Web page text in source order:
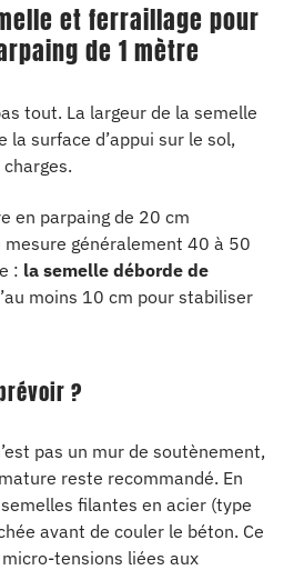
et ferraillage pour
de 1 mètre
tout. La largeur de la semelle
surface d’appui sur le sol,
en parpaing de 20 cm
mesure généralement 40 à 50
: la semelle déborde de
moins 10 cm pour stabiliser
?
pas un mur de soutènement,
reste recommandé. En
filantes en acier (type
avant de couler le béton. Ce
tensions liées aux